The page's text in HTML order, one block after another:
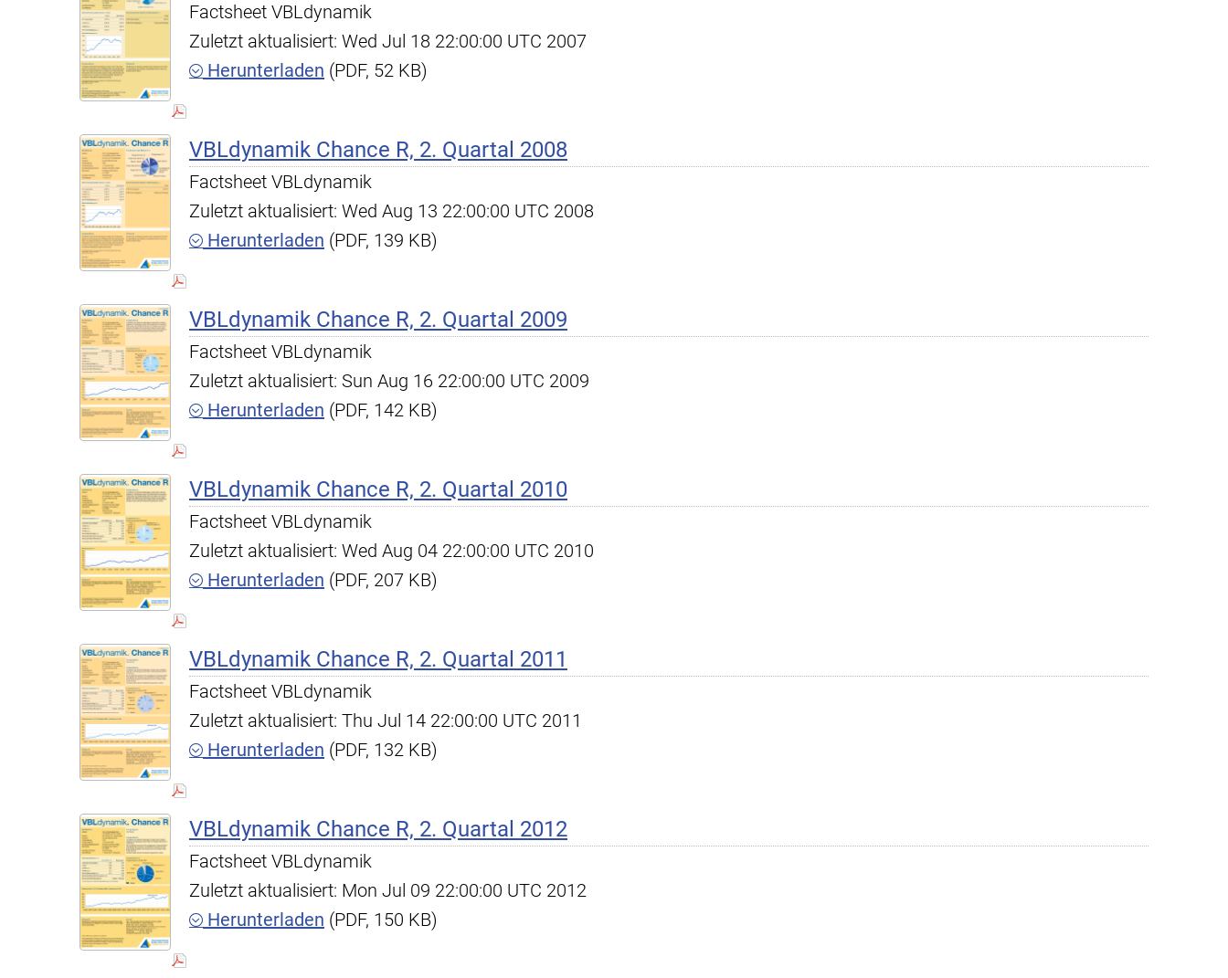
Factsheet VBLdynamik
Zuletzt aktualisiert: Wed Jul 18 22:00:00 UTC 2007
Herunterladen (PDF, 52 KB)
VBLdynamik Chance R, 2. Quartal 2008
Factsheet VBLdynamik
Zuletzt aktualisiert: Wed Aug 13 22:00:00 UTC 2008
Herunterladen (PDF, 139 KB)
VBLdynamik Chance R, 2. Quartal 2009
Factsheet VBLdynamik
Zuletzt aktualisiert: Sun Aug 16 22:00:00 UTC 2009
Herunterladen (PDF, 142 KB)
VBLdynamik Chance R, 2. Quartal 2010
Factsheet VBLdynamik
Zuletzt aktualisiert: Wed Aug 04 22:00:00 UTC 2010
Herunterladen (PDF, 207 KB)
VBLdynamik Chance R, 2. Quartal 2011
Factsheet VBLdynamik
Zuletzt aktualisiert: Thu Jul 14 22:00:00 UTC 2011
Herunterladen (PDF, 132 KB)
VBLdynamik Chance R, 2. Quartal 2012
Factsheet VBLdynamik
Zuletzt aktualisiert: Mon Jul 09 22:00:00 UTC 2012
Herunterladen (PDF, 150 KB)